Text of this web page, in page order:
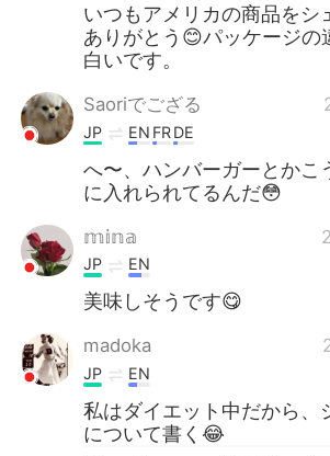
いつもアメリカの商品をシ
ありがとう😊パッケージの
白いです。
Saoriでござる
JP EN FRDE
へ〜、ハンバーガーとかこ
に入れられてるんだ😳
𝕞𝕚𝕟𝕒
JP EN
美味しそうです😋
madoka
JP EN
私はダイエット中だから、
について書く😂